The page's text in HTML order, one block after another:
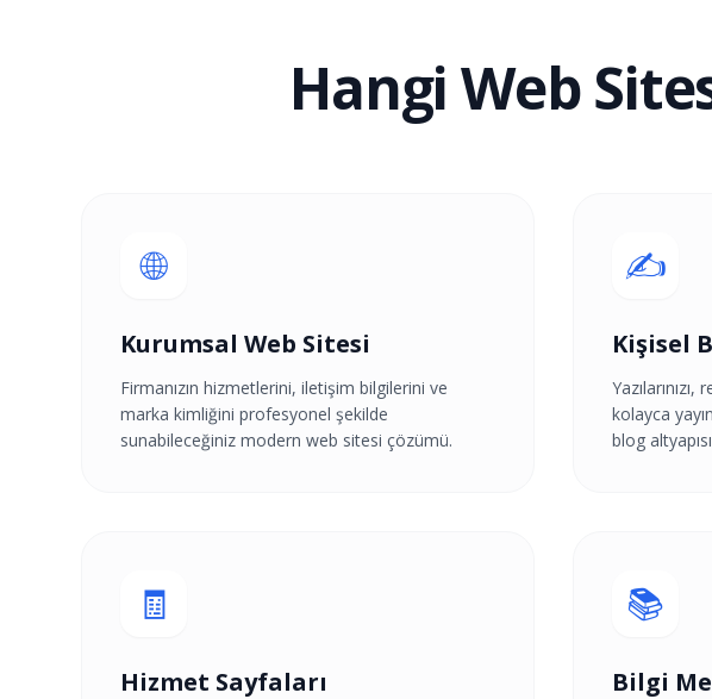
Hangi Web
🌐
Kurumsal Web Sitesi
Firmanızın hizmetlerini, iletişim bilgilerini ve
marka kimliğini profesyonel şekilde
sunabileceğiniz modern web sitesi çözümü.
✍️
Kişisel
kolayca
blog
🧾
Hizmet Sayfaları
📚
Bilgi